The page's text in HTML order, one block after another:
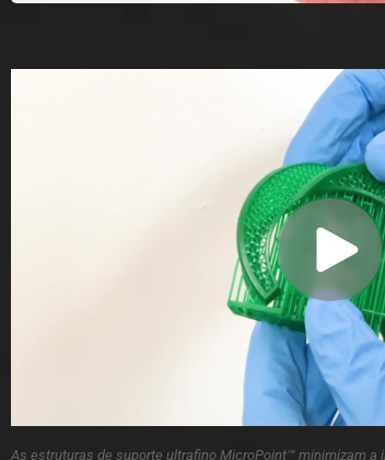
As estruturas de suporte ultrafino MicroPoint™ minimizam a